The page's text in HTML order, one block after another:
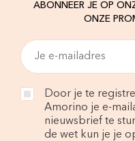
ABONNEER JE OP
ONZE
Door je te
Amorino je e-
nieuwsbrief te
de wet kun je je